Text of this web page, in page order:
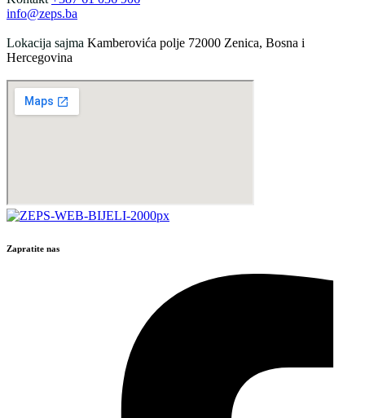
info@zeps.ba
Lokacija sajma Kamberovića polje 72000 Zenica, Bosna i
Hercegovina
Zapratite nas